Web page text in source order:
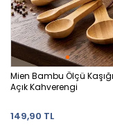
Mien Bambu Ölçü
Açık Kahverengi
149,90 TL